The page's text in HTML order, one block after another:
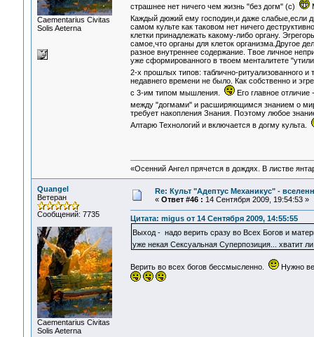
Сaementarius Civitas
Solis Aeterna
страшнее нет ничего чем жизнь "без догм" (с)
Каждый дюжий ему господин,и даже слабые,если
самом культе как таковом нет ничего
клетки принадлежать какому-либо органу.
самое,что органы для клеток организма.Другое
разное внутреннее содержание. Твое личное
уже сформированного в твоем менталитете
2-х прошлых типов: таблично-ритуализованного и
недавнего времени не было. Как собственно и
с 3-им типом мышления.
Его главное отличие
между "догмами" и расширяющимся знанием о
требует накопления Знания. Поэтому любое
Алтарю Технологий и включается в догму культа.
«Осенний Ангел прячется в дождях. В листве
Quangel
Ветеран
Сообщений: 7735
Сaementarius Civitas
Solis Aeterna
Re: Культ "Адептус Механикус" -
« Ответ #46 : 14 Сентября 2009, 19:54:53 »
Цитата: migus от 14 Сентября 2009, 14:55:55
Выход - надо верить сразу во Всех Богов и
уже некая Сексуальная Суперпозиция... хватит
Верить во всех богов бессмысленно. Нужно